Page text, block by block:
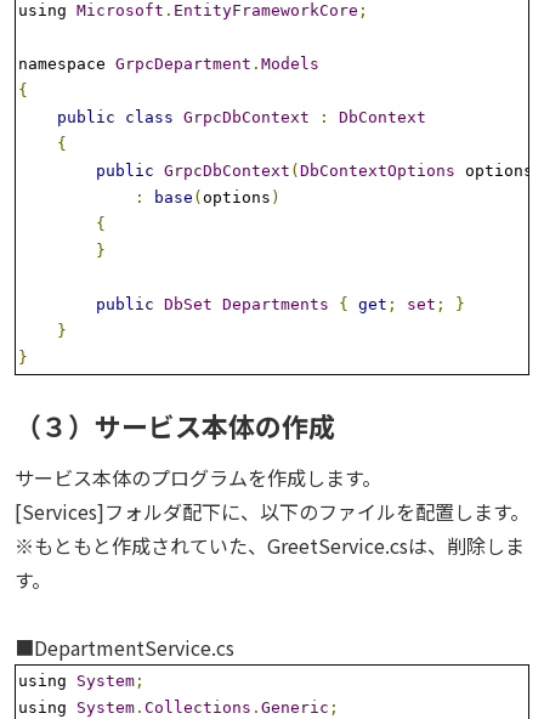
using Microsoft . EntityFrameworkCore ;
namespace GrpcDepartment . Models
{
public
class GrpcDbContext :
DbContext
{
public GrpcDbContext ( DbContextOptions options
:
base ( options )
{
}
public DbSet Departments { get ; set ;
}
}
}
（３）サービス本体の作成
サービス本体のプログラムを作成します。
[Services]フォルダ配下に、以下のファイルを配置します。
※もともと作成されていた、GreetService.csは、削除しま
す。
■DepartmentService.cs
using System ;
using System . Collections . Generic ;